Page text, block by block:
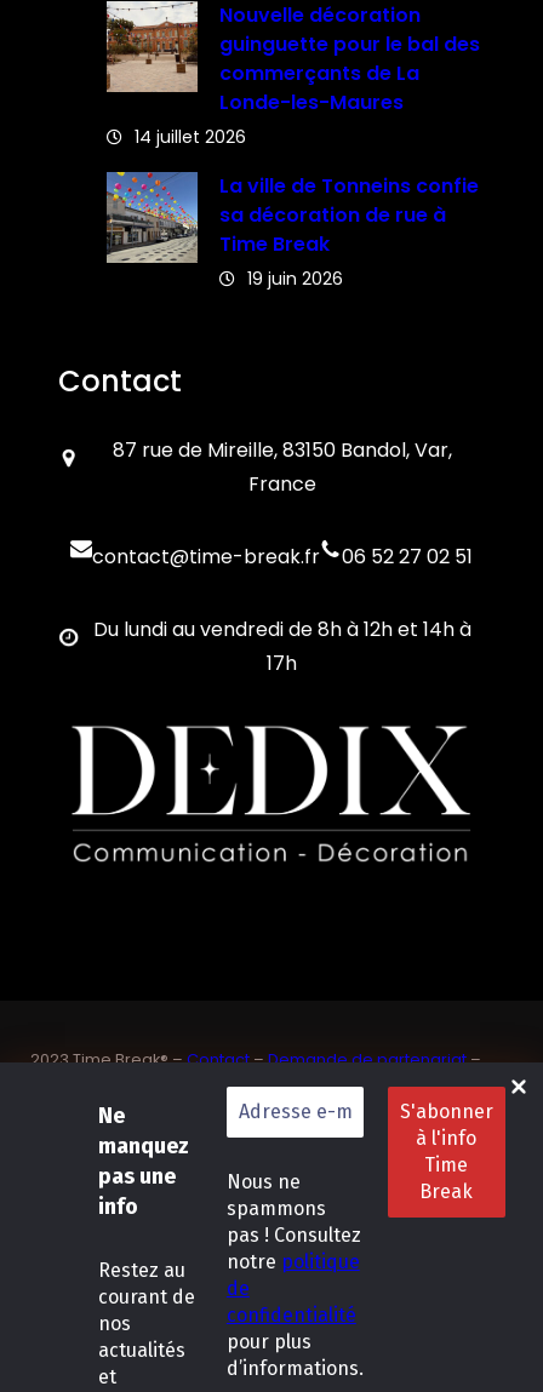
Ne
manquez
pas une
info
Restez au
courant de
nos
actualités
et
Nous ne
spammons
pas ! Consultez
notre politique
de
confidentialité
pour plus
d’informations.
Nouvelle décoration
guinguette pour le bal des
commerçants de La
Londe-les-Maures
14 juillet 2026
La ville de Tonneins confie
sa décoration de rue à
Time Break
19 juin 2026
Contact
87 rue de Mireille, 83150 Bandol, Var,
France
contact@time-break.fr 06 52 27 02 51
Du lundi au vendredi de 8h à 12h et 14h à
17h
2023 Time Break® –Contact–Demande de partenariat–
Sponsoriser un joueur de padel français
SASU Dedix Communication – 87 rue de Mireille – 83 150
Bandol – Var
Conditions
générales de location
Follow Us :LinkedInInstagram